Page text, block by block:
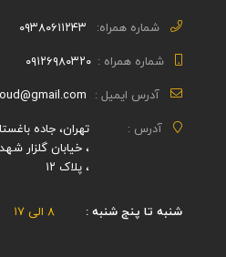
شماره همراه: ۰۹۳۸۰۶۱۱۲۴۳
شماره همراه : ۰۹۱۲۶۹۸۰۳۲۰
آدرس ایمیل :
آدرس :
تهران، جاده
، خیابان گلزار
، پلاک ۱۲
شنبه تا پنج شنبه : ۸ الی ۱۷